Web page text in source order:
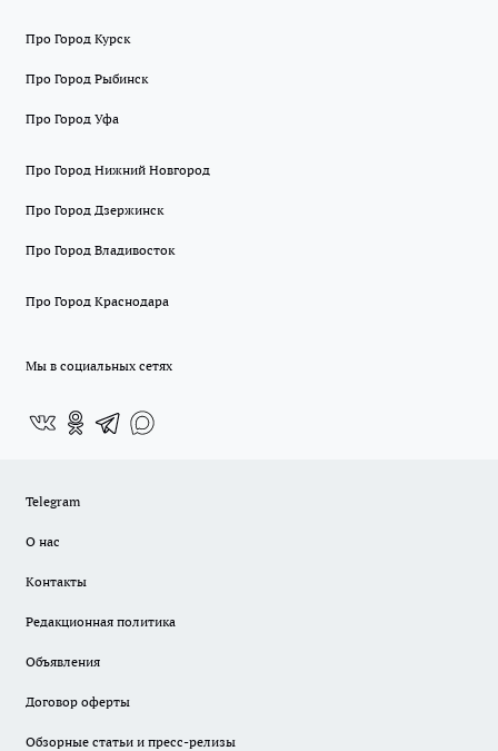
Про Город Курск
Про Город Рыбинск
Про Город Уфа
Про Город Нижний Новгород
Про Город Дзержинск
Про Город Владивосток
Про Город Краснодара
Мы в социальных сетях
Telegram
О нас
Контакты
Редакционная политика
Объявления
Договор оферты
Обзорные статьи и пресс-релизы